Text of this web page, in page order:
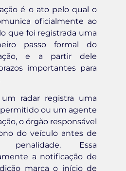
é o ato pelo qual o
oficialmente ao
que foi registrada uma
passo formal do
e a partir dele
importantes para
radar registra uma
ou um agente
o órgão responsável
do veículo antes de
penalidade. Essa
a notificação de
marca o início de